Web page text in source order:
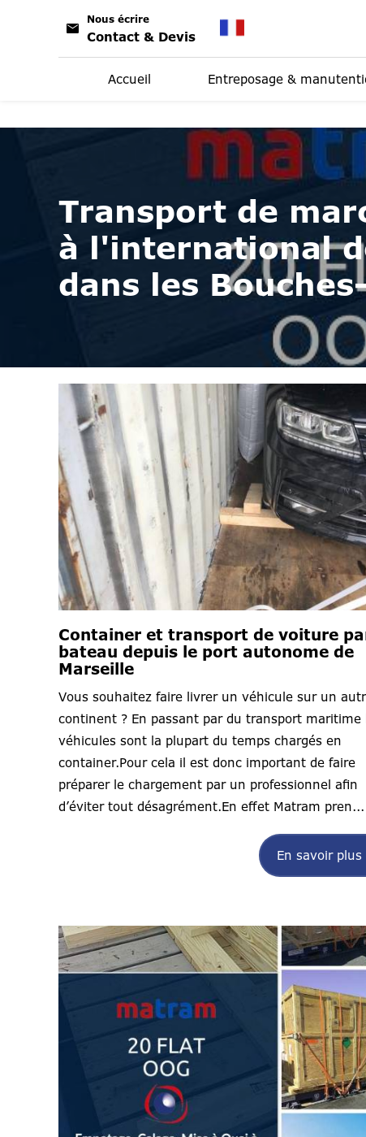
Nous écrire
Contact & Devis
Accueil Entreposage &
Transport de
à l'international
dans les
Container et transport de voiture
bateau depuis le port autonome de
Marseille
Vous souhaitez faire livrer un véhicule sur un
continent ? En passant par du transport maritime
véhicules sont la plupart du temps chargés en
container.Pour cela il est donc important de faire
préparer le chargement par un professionnel afin
d’éviter tout désagrément.En effet Matram pren...
En savoir plus